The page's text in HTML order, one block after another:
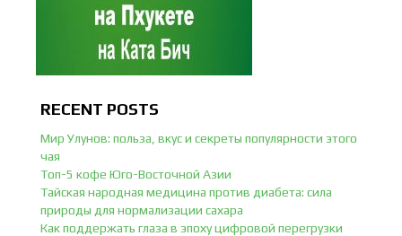
RECENT POSTS
Мир Улунов: польза, вкус и секреты популярности этого
чая
Топ-5 кофе Юго-Восточной Азии
Тайская народная медицина против диабета: сила
природы для нормализации сахара
Как поддержать глаза в эпоху цифровой перегрузки